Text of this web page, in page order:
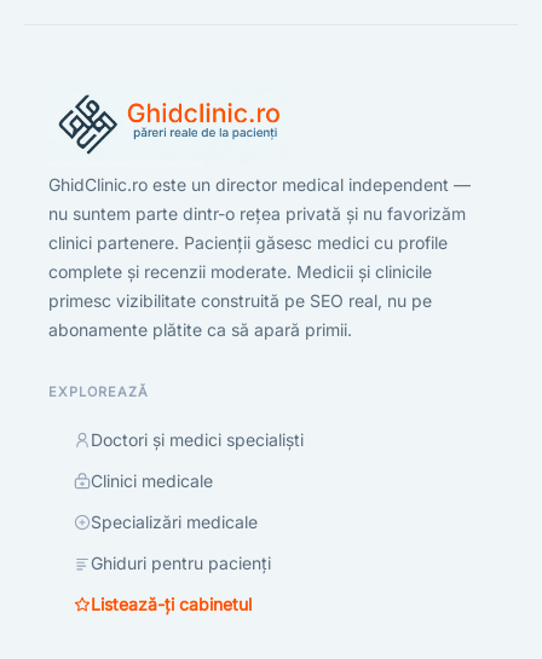
GhidClinic.ro este un director medical independent —
nu suntem parte dintr-o rețea privată și nu favorizăm
clinici partenere. Pacienții găsesc medici cu profile
complete și recenzii moderate. Medicii și clinicile
primesc vizibilitate construită pe SEO real, nu pe
abonamente plătite ca să apară primii.
EXPLOREAZĂ
Doctori și medici specialiști
Clinici medicale
Specializări medicale
Ghiduri pentru pacienți
Listează-ți cabinetul